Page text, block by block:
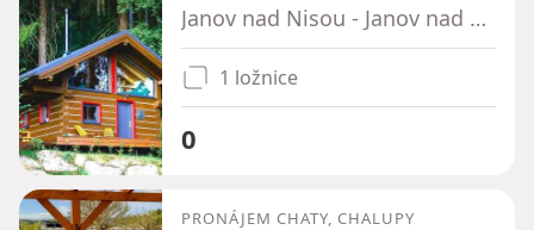
Janov nad Nisou - Janov nad Nisou, Liberecký kraj
1 ložnice
0
PRONÁJEM CHATY, CHALUPY